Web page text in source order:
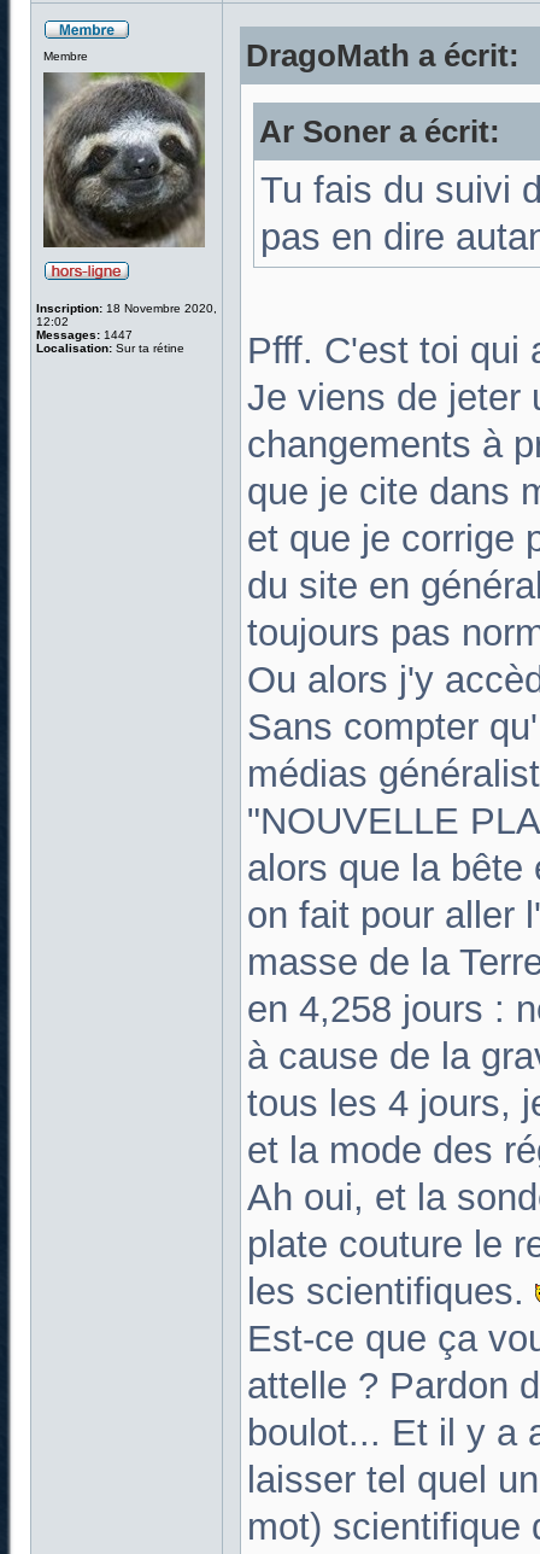
Membre
Inscription: 18 Novembre 2020,
12:02
Messages: 1447
Localisation: Sur ta rétine
DragoMath a écrit:
Ar Soner a écrit:
Tu fais du suivi
pas en dire
Pfff. C'est toi qui
Je viens de
changements à
que je cite dans
et que je corrige
du site en
toujours pas
Ou alors j'y
Sans compter
médias
"NOUVELLE
alors que la bête
on fait pour aller
masse de la
en 4,258 jours :
à cause de la
tous les 4 jours,
et la mode des
Ah oui, et la
plate couture le
les scientifiques.
Est-ce que ça
attelle ? Pardon
boulot... Et il y a
laisser tel quel
mot) scientifique